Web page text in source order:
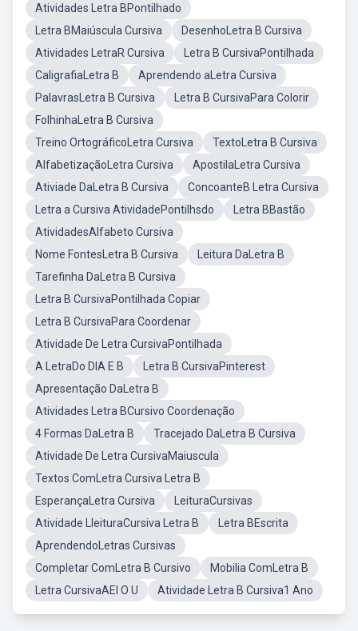
Atividades Letra BPontilhado
Letra BMaiúscula Cursiva
DesenhoLetra B Cursiva
Atividades LetraR Cursiva
Letra B CursivaPontilhada
CaligrafiaLetra B
Aprendendo aLetra Cursiva
PalavrasLetra B Cursiva
Letra B CursivaPara Colorir
FolhinhaLetra B Cursiva
Treino OrtográficoLetra Cursiva
TextoLetra B Cursiva
AlfabetizaçãoLetra Cursiva
ApostilaLetra Cursiva
Ativiade DaLetra B Cursiva
ConcoanteB Letra Cursiva
Letra a Cursiva AtividadePontilhsdo
Letra BBastão
AtividadesAlfabeto Cursiva
Nome FontesLetra B Cursiva
Leitura DaLetra B
Tarefinha DaLetra B Cursiva
Letra B CursivaPontilhada Copiar
Letra B CursivaPara Coordenar
Atividade De Letra CursivaPontilhada
A LetraDo DIA E B
Letra B CursivaPinterest
Apresentação DaLetra B
Atividades Letra BCursivo Coordenação
4 Formas DaLetra B
Tracejado DaLetra B Cursiva
Atividade De Letra CursivaMaiuscula
Textos ComLetra Cursiva Letra B
EsperançaLetra Cursiva
LeituraCursivas
Atividade LleituraCursiva Letra B
Letra BEscrita
AprendendoLetras Cursivas
Completar ComLetra B Cursivo
Mobilia ComLetra B
Letra CursivaAEI O U
Atividade Letra B Cursiva1 Ano